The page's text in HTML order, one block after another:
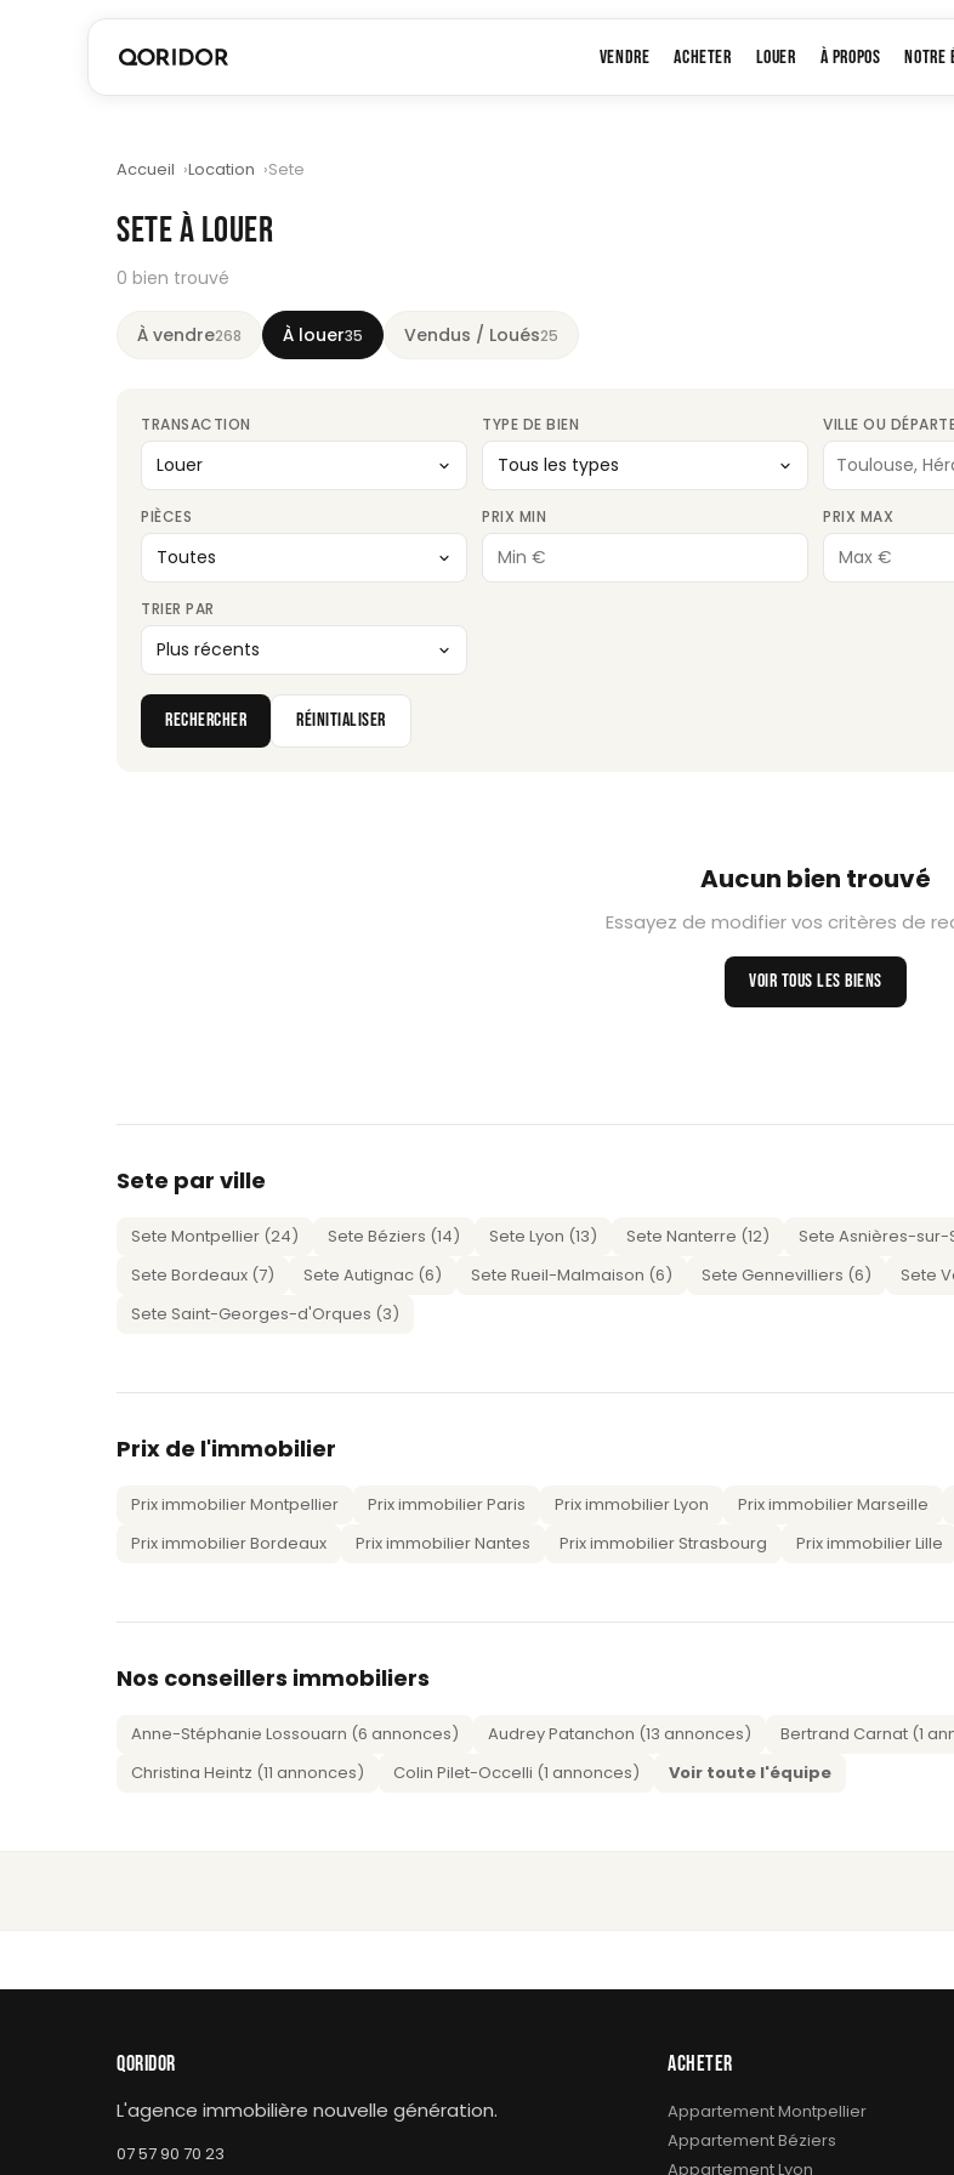
VENDRE ACHETER LOUER À PROPOS NOTRE
Accueil Location Sete
SETE À LOUER
0 bien trouvé
À vendre268 À louer35 Vendus / Loués25
TRANSACTION TYPE DE BIEN VILLE OU
PIÈCES PRIX MIN PRIX MAX
TRIER PAR
RECHERCHER RÉINITIALISER
Aucun bien trouvé
Essayez de modifier vos critères de
VOIR TOUS LES BIENS
Sete par ville
Sete Montpellier (24) Sete Béziers (14) Sete Lyon (13) Sete Nanterre (12) Sete Asnières-sur-
Sete Bordeaux (7)
Sete Autignac (6) Sete Rueil-Malmaison (6) Sete Gennevilliers (6) Sete
Sete Saint-Georges-d'Orques (3)
Prix de l'immobilier
Prix immobilier Montpellier Prix immobilier Paris Prix immobilier Lyon Prix immobilier Marseille
Prix immobilier Bordeaux
Prix immobilier Nantes Prix immobilier Strasbourg Prix immobilier Lille
Nos conseillers immobiliers
Anne-Stéphanie Lossouarn (6 annonces) Audrey Patanchon (13 annonces) Bertrand Carnat (1
Christina Heintz (11 annonces)
Colin Pilet-Occelli (1 annonces) Voir toute l'équipe
QORIDOR
L'agence immobilière nouvelle génération.
07 57 90 70 23
ACHETER
Appartement Montpellier
Appartement Béziers
Appartement Lyon